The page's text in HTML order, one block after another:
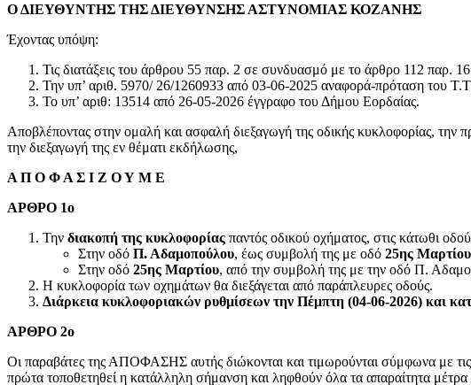
Ο ΔΙΕΥΘΥΝΤΗΣ ΤΗΣ ΔΙΕΥΘΥΝΣΗΣ ΑΣΤΥΝΟΜΙΑΣ ΚΟΖΑΝΗΣ
Έχοντας υπόψη:
Τις διατάξεις του άρθρου 55 παρ. 2 σε συνδυασμό με το άρθρο 112
Την υπ’ αριθ. 5970/ 26/1260933 από 03-06-2025 αναφορά-πρόταση του
Το υπ’ αριθ: 13514 από 26-05-2026 έγγραφο του Δήμου Εορδαίας.
Αποβλέποντας στην ομαλή και ασφαλή διεξαγωγή της οδικής κυκλοφορίας,
την διεξαγωγή της εν θέματι εκδήλωσης,
Α Π Ο Φ Α Σ Ι Ζ Ο Υ Μ Ε
ΑΡΘΡΟ 1ο
Την διακοπή της κυκλοφορίας παντός οδικού οχήματος, στις κάτωθι
Στην οδό Π. Αδαμοπούλου, έως συμβολή της με οδό 25ης Μαρτίου
Στην οδό 25ης Μαρτίου, από την συμβολή της με την οδό Π.
H κυκλοφορία των οχημάτων θα διεξάγεται από παράπλευρες οδούς.
Διάρκεια κυκλοφοριακών ρυθμίσεων την Πέμπτη (04-06-2026) και
ΑΡΘΡΟ 2ο
Οι παραβάτες της ΑΠΟΦΑΣΗΣ αυτής διώκονται και τιμωρούνται σύμφωνα με
πρώτα τοποθετηθεί η κατάλληλη σήμανση και ληφθούν όλα τα απαραίτητα